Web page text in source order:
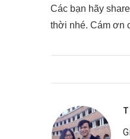
️Các bạn hãy
thời nhé. Cám ơn